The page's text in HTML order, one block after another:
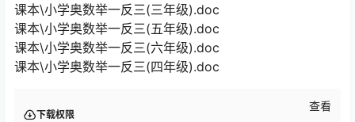
课本\小学奥数举一反三(三年级).doc
课本\小学奥数举一反三(五年级).doc
课本\小学奥数举一反三(六年级).doc
课本\小学奥数举一反三(四年级).doc
下载权限
查看